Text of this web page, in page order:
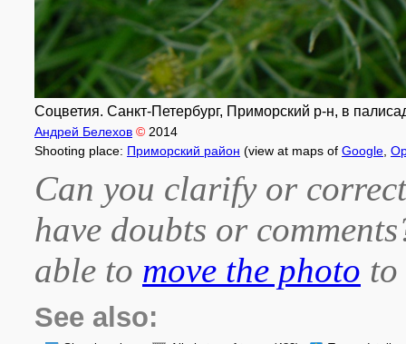
Соцветия. Санкт-Петербург, Приморский р-н, в
Андрей Белехов © 2014
Shooting place: Приморский район (view at maps of Google
Can you clarify or
have doubts or
able to move the photo
See also: